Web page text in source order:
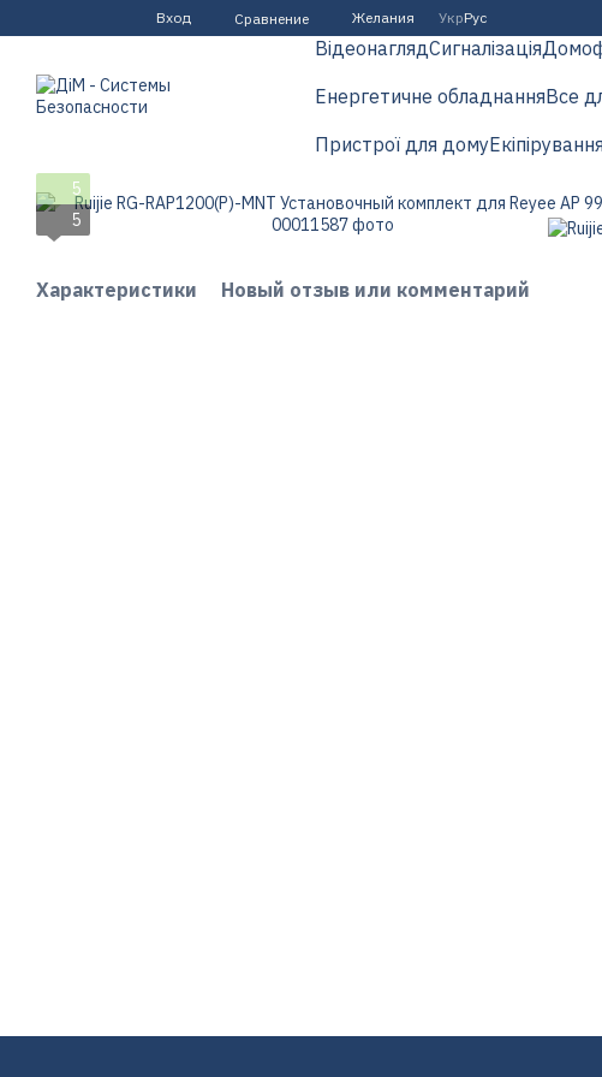
Перейти к основному контенту
Вход Сравнение Желания УкрРус
ВідеонаглядСигналізація
Енергетичне обладнанняВсе
Пристрої для домуЕкіпірування
5
5
Характеристики Новый отзыв или комментарий